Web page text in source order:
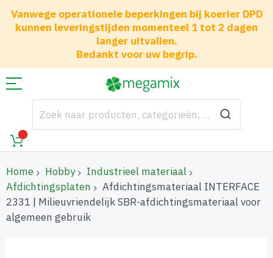
Vanwege operationele beperkingen bij koerier DPD
kunnen leveringstijden momenteel 1 tot 2 dagen
langer uitvallen.
Bedankt voor uw begrip.
Home Hobby
Industrieel materiaal
Afdichtingsplaten
Afdichtingsmateriaal INTERFACE
2331 | Milieuvriendelijk SBR-afdichtingsmateriaal voor
algemeen gebruik